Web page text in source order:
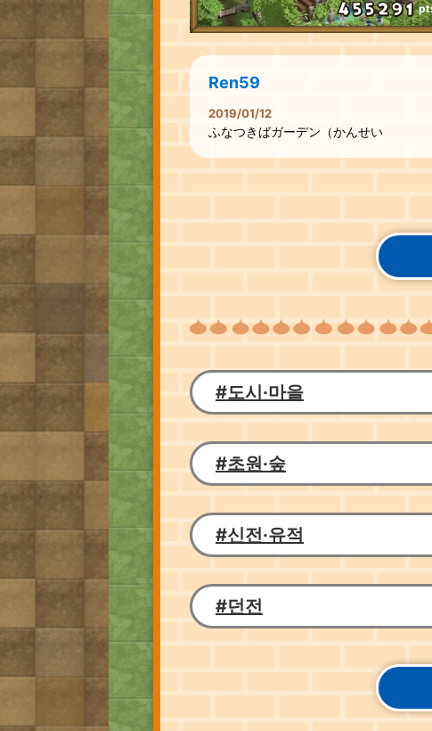
Ren59
2019/01/12
ふなつきばガーデン（かんせい
#도시·마을
#초원·숲
#신전·유적
#던전